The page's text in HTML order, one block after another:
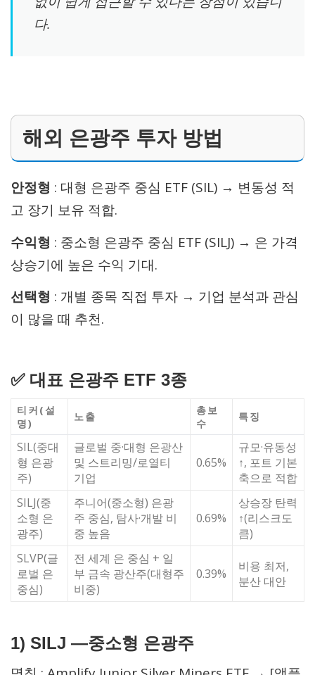
다.
해외 은광주 투자 방법
안정형 : 대형 은광주 중심 ETF (SIL) → 변동성 적
고 장기 보유 적합.
수익형 : 중소형 은광주 중심 ETF (SILJ) → 은 가격
상승기에 높은 수익 기대.
선택형 : 개별 종목 직접 투자 → 기업 분석과 관심
이 많을 때 추천.
✅ 대표 은광주 ETF 3종
티커(설
명)
노출
총보
수
특징
SIL(중대
형 은광
주)
글로벌 중·대형 은광산
및 스트리밍/로열티
기업
0.65%
규모·유동성
↑, 포트 기본
축으로 적합
SILJ(중
소형 은
광주)
주니어(중소형) 은광
주 중심, 탐사·개발 비
중 높음
0.69%
상승장 탄력
↑(리스크도
큼)
SLVP(글
로벌 은
중심)
전 세계 은 중심 + 일
부 금속 광산주(대형주
비중)
0.39%
비용 최저,
분산 대안
1) SILJ —중소형 은광주